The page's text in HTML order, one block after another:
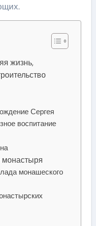
жизнь,
Сергея
воспитание
монастыря
монашеского